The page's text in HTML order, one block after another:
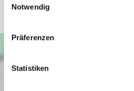
Notwendig
Präferenzen
Statistiken